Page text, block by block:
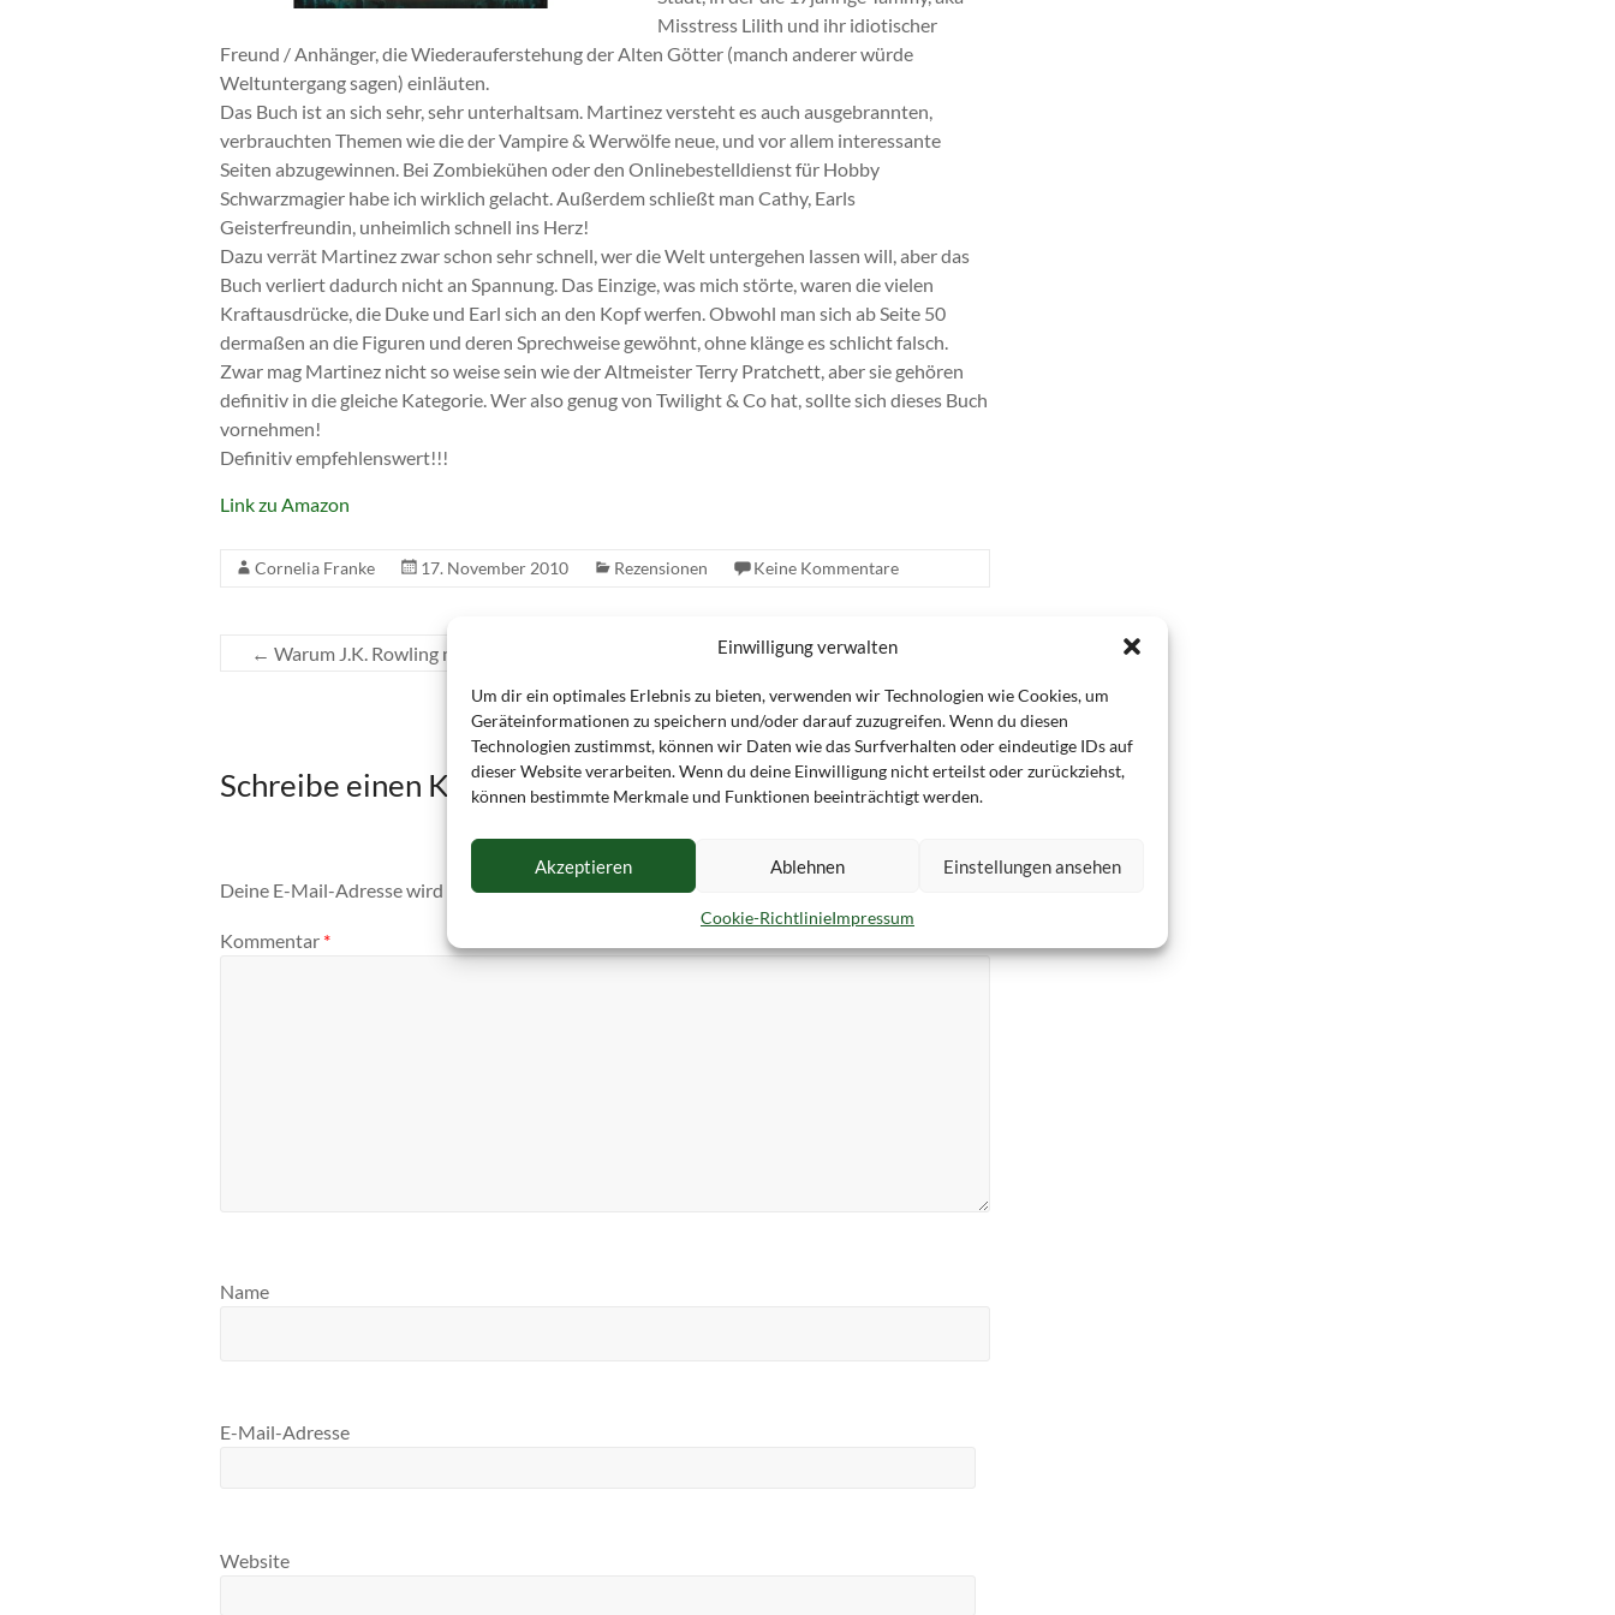
Einwilligung verwalten
Um dir ein optimales Erlebnis zu bieten, verwenden wir Technologien wie Cookies, um
Geräteinformationen zu speichern und/oder darauf zuzugreifen. Wenn du diesen
Technologien zustimmst, können wir Daten wie das Surfverhalten oder eindeutige IDs auf
dieser Website verarbeiten. Wenn du deine Einwilligung nicht erteilst oder zurückziehst,
können bestimmte Merkmale und Funktionen beeinträchtigt werden.
Akzeptieren Ablehnen Einstellungen ansehen
Cookie-RichtlinieImpressum
Misstress Lilith und ihr idiotischer
Freund / Anhänger, die Wiederauferstehung der Alten Götter (manch anderer würde
Weltuntergang sagen) einläuten.
Das Buch ist an sich sehr, sehr unterhaltsam. Martinez versteht es auch ausgebrannten,
verbrauchten Themen wie die der Vampire & Werwölfe neue, und vor allem interessante
Seiten abzugewinnen. Bei Zombiekühen oder den Onlinebestelldienst für Hobby
Schwarzmagier habe ich wirklich gelacht. Außerdem schließt man Cathy, Earls
Geisterfreundin, unheimlich schnell ins Herz!
Dazu verrät Martinez zwar schon sehr schnell, wer die Welt untergehen lassen will, aber das
Buch verliert dadurch nicht an Spannung. Das Einzige, was mich störte, waren die vielen
Kraftausdrücke, die Duke und Earl sich an den Kopf werfen. Obwohl man sich ab Seite 50
dermaßen an die Figuren und deren Sprechweise gewöhnt, ohne klänge es schlicht falsch.
Zwar mag Martinez nicht so weise sein wie der Altmeister Terry Pratchett, aber sie gehören
definitiv in die gleiche Kategorie. Wer also genug von Twilight & Co hat, sollte sich dieses Buch
vornehmen!
Definitiv empfehlenswert!!!
Link zu Amazon
Cornelia Franke 17. November 2010 Rezensionen Keine Kommentare
← Warum J.K. Rowling mir nachträglich meinen elften Geburtstag vermieste
Lesung leider verschoben→
Schreibe einen Kommentar
Deine E-Mail-Adresse wird nicht veröffentlicht.Erforderliche Felder sind mit
Kommentar *
Name
E-Mail-Adresse
Website